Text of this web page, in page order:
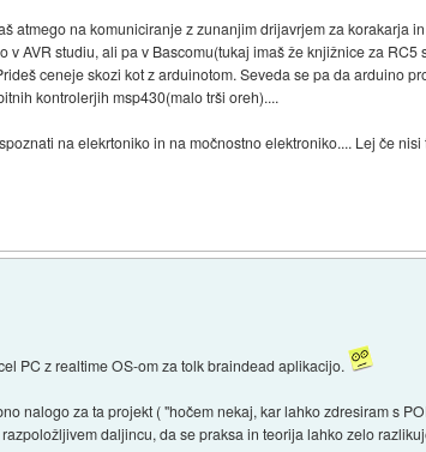
atmego na komuniciranje z zunanjim drijavrjem za korakarja
AVR studiu, ali pa v Bascomu(tukaj imaš že knjižnice za
ceneje skozi kot z arduinotom. Seveda se pa da arduino
kontrolerjih msp430(malo trši oreh)....
na elekrtoniko in na močnostno elektroniko.... Lej če
PC z realtime OS-om za tolk braindead aplikacijo.
nalogo za ta projekt ( "hočem nekaj, kar lahko zdresiram s
daljincu, da se praksa in teorija lahko zelo